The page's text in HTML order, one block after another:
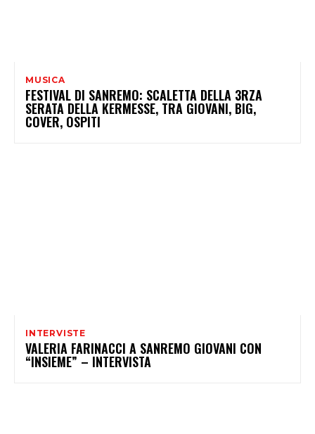
MUSICA
FESTIVAL DI SANREMO: SCALETTA DELLA 3RZA
SERATA DELLA KERMESSE, TRA GIOVANI, BIG,
COVER, OSPITI
INTERVISTE
VALERIA FARINACCI A SANREMO GIOVANI CON
“INSIEME” – INTERVISTA